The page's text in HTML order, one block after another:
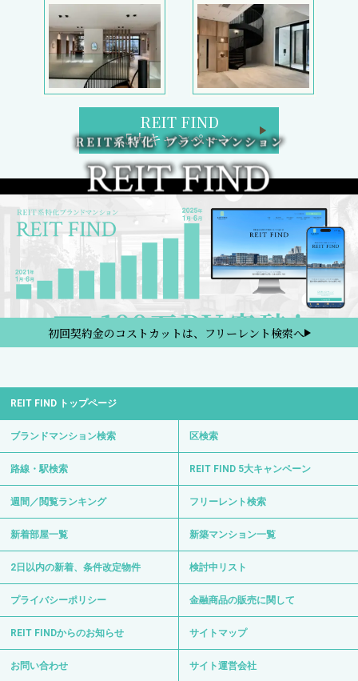
REIT FIND
5大キャンペーン
初回契約金のコストカットは、フリーレント検索へ
REIT FIND トップページ
ブランドマンション検索 区検索
路線・駅検索 REIT FIND 5大キャンペーン
週間／閲覧ランキング フリーレント検索
新着部屋一覧 新築マンション一覧
2日以内の新着、条件改定物件 検討中リスト
プライバシーポリシー 金融商品の販売に関して
REIT FINDからのお知らせ サイトマップ
お問い合わせ サイト運営会社